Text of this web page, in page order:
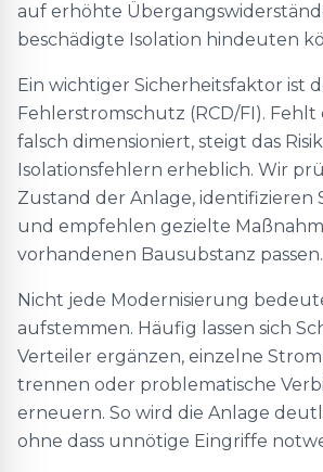
auf erhöhte
beschädigte Isolation hindeuten
Ein wichtiger Sicherheitsfaktor ist
Fehlerstromschutz (RCD/FI). Fehlt
falsch dimensioniert, steigt das
Isolationsfehlern erheblich. Wir
Zustand der Anlage, identifizieren
und empfehlen gezielte
vorhandenen Bausubstanz passen.
Nicht jede Modernisierung
aufstemmen. Häufig lassen sich
Verteiler ergänzen, einzelne
trennen oder problematische
erneuern. So wird die Anlage
ohne dass unnötige Eingriffe